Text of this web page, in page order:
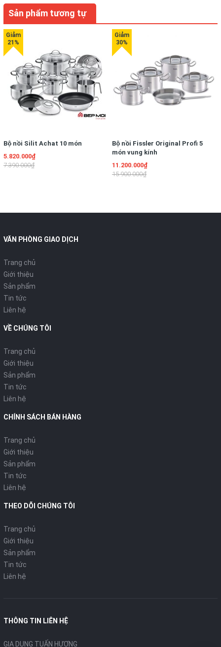
Sản phẩm tương tự
Bộ nồi Silit Achat 10 món
5.820.000₫
7.390.000₫
Bộ nồi Fissler Original Profi 5
món vung kính
11.200.000₫
15.900.000₫
VĂN PHÒNG GIAO DỊCH
Trang chủ
Giới thiệu
Sản phẩm
Tin tức
Liên hệ
VỀ CHÚNG TÔI
Trang chủ
Giới thiệu
Sản phẩm
Tin tức
Liên hệ
CHÍNH SÁCH BÁN HÀNG
Trang chủ
Giới thiệu
Sản phẩm
Tin tức
Liên hệ
THEO DÕI CHÚNG TÔI
Trang chủ
Giới thiệu
Sản phẩm
Tin tức
Liên hệ
THÔNG TIN LIÊN HỆ
GIA DỤNG TUẤN HƯƠNG